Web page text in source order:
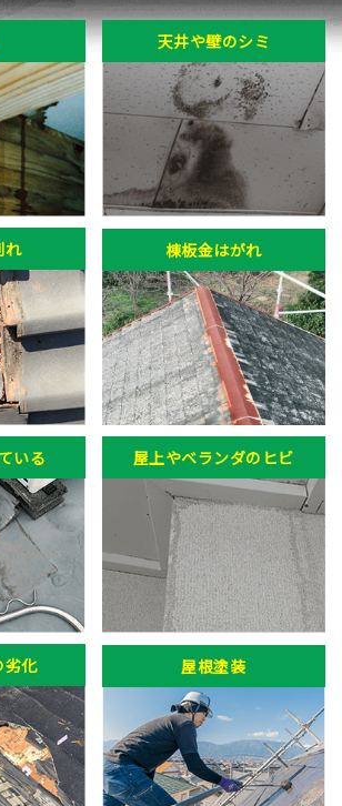
天井や壁のシミ
れ 棟板金はがれ
いる 屋上やベランダのヒビ
劣化 屋根塗装